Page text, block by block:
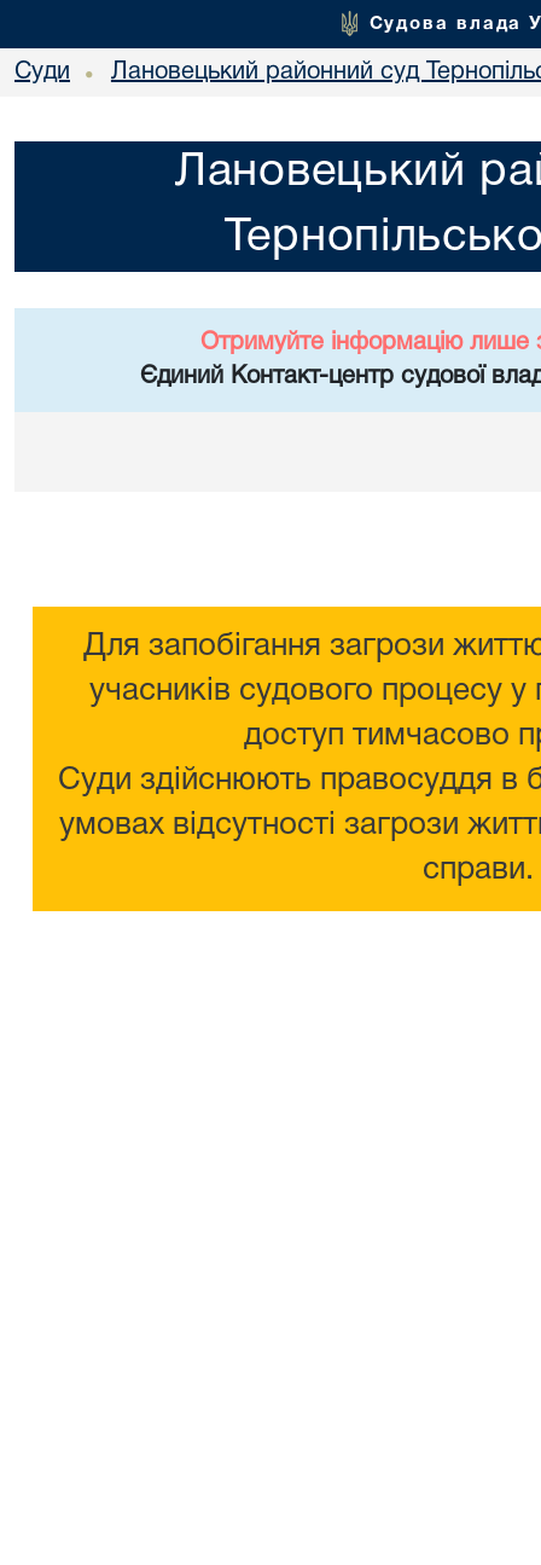
Судова влада
Суди • Лановецький районний суд
Лановецький
Отримуйте інформацію лише
Єдиний Контакт-центр судової
Для запобігання загрози
учасників судового процесу у
доступ тимчасово
Суди здійснюють правосуддя в
умовах відсутності загрози
справи.